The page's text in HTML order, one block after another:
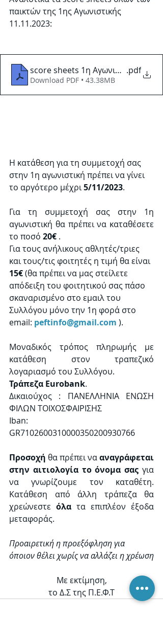
παικτών της 1ης Αγωνιστικής
11.11.2023:
score sheets 1η Αγωνιστική.pdf
Download PDF • 43.38MB
Η κατάθεση για τη συμμετοχή σας
στην 1η αγωνιστική πρέπει να γίνει
το αργότερο μέχρι 5/11/2023.
Για τη συμμετοχή σας στην 1η
αγωνιστική θα πρέπει να καταθέσετε
το ποσό 20€ .
Για τους ανήλικους αθλητές/τριες
και τους/τις φοιτητές η τιμή θα είναι
15€ (θα πρέπει να μας στείλετε
απόδειξη του φοιτητικού σας πάσο
σκαναρισμένο στο εμαιλ του
Συλλόγου μόνο την 1η φορά στο
email: peftinfo@gmail.com ).
Μοναδικός τρόπος πληρωμής με
κατάθεση στον τραπεζικό
λογαριασμό του Συλλόγου.
Τράπεζα Eurobank.
Δικαιούχος : ΠΑΝΕΛΛΗΝΙΑ ΕΝΩΣΗ
ΦΙΛΩΝ ΤΟΙΧΟΣΦΑΙΡΙΣΗΣ
Iban:
GR7102600310000350200930766
Προσοχή θα πρέπει να αναγράφεται
στην αιτιολογία το όνομα σας για
να γνωρίζουμε τον καταθέτη.
Κατάθεση από άλλη τράπεζα θα
χρεώνεστε όλα τα επιπλέον έξοδα
μεταφοράς.
Προαιρετική η προεξόφληση για
όποιον θέλει χωρίς να αλλάζει η χρέωση
Με εκτίμηση,
το Δ.Σ της Π.Ε.Φ.Τ